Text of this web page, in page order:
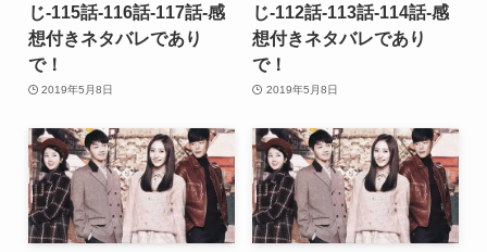
じ-115話-116話-117話-感
想付きネタバレであり
で！
2019年5月8日
じ-112話-113話-114話-感
想付きネタバレであり
で！
2019年5月8日